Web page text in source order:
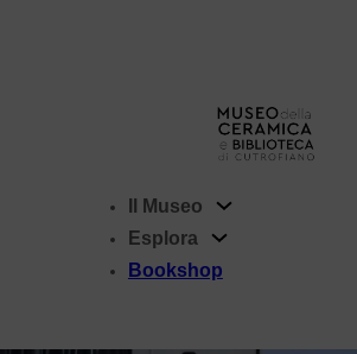
Il Museo
Esplora
Bookshop
I Loghi